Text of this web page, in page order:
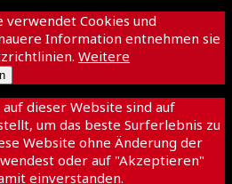
verwendet Cookies und
Information entnehmen sie
Weitere
dieser Website sind auf
um das beste Surferlebnis zu
Website ohne Änderung der
oder auf "Akzeptieren"
einverstanden.